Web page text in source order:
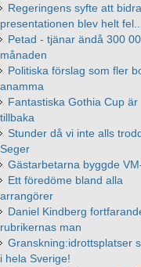
Regeringens syfte att
presentationen blev helt
Petad - tjänar ändå 300
månaden
Politiska förslag som fler
anamma
Fantastiska Gothia Cup är
tillbaka
Stunder då vi inte alls
Seger
Gästarbetarna byggde
Ett föredöme bland alla
arrangörer
Daniel Kindberg
rubrikernas man
Granskning:idrottsplatser
i hela Sverige!